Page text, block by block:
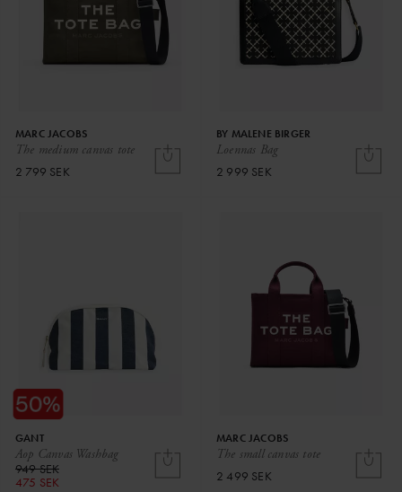
The medium canvas tote
MARC JACOBS
2 799 SEK
Loennas Bag
BY MALENE BIRGER
2 999 SEK
Aop Canvas Washbag
GANT
949 SEK
475 SEK
The small canvas tote
MARC JACOBS
2 499 SEK